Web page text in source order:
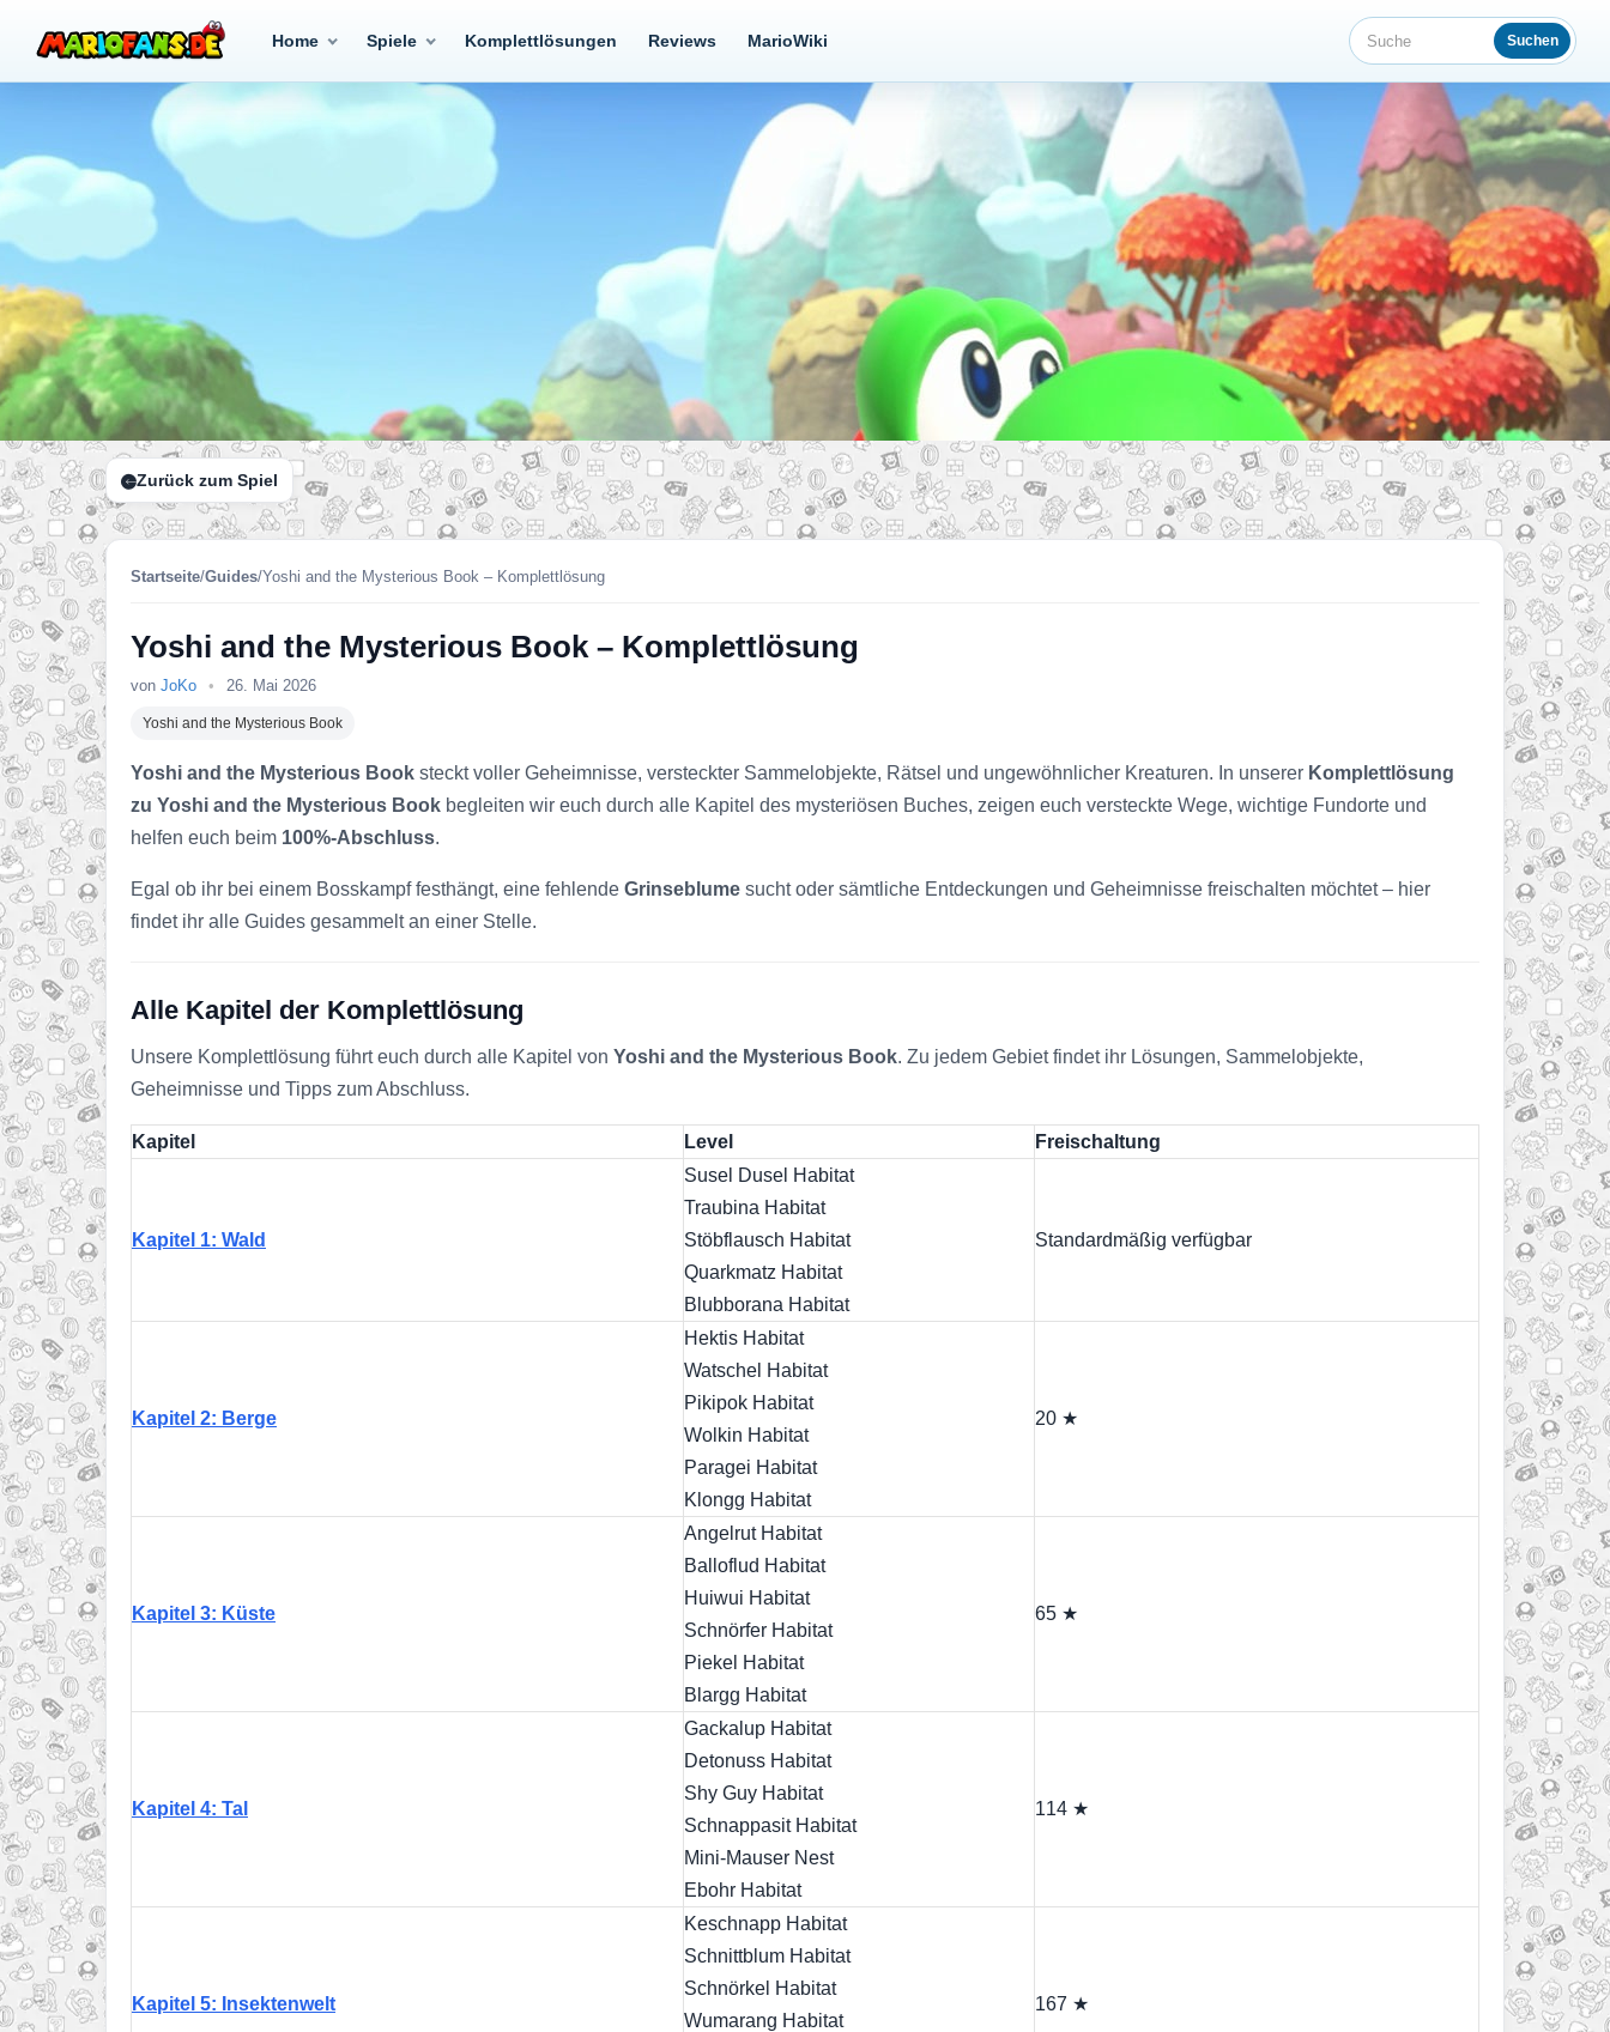
Home Spiele Komplettlösungen Reviews MarioWiki Suche Suchen
Zurück zum Spiel
Startseite/Guides/Yoshi and the Mysterious Book – Komplettlösung
Yoshi and the Mysterious Book – Komplettlösung
von JoKo • 26. Mai 2026
Yoshi and the Mysterious Book
Yoshi and the Mysterious Book steckt voller Geheimnisse, versteckter Sammelobjekte, Rätsel und ungewöhnlicher Kreaturen. In unserer Komplettlösung
zu Yoshi and the Mysterious Book begleiten wir euch durch alle Kapitel des mysteriösen Buches, zeigen euch versteckte Wege, wichtige Fundorte und
helfen euch beim 100%-Abschluss.
Egal ob ihr bei einem Bosskampf festhängt, eine fehlende Grinseblume sucht oder sämtliche Entdeckungen und Geheimnisse freischalten möchtet – hier
findet ihr alle Guides gesammelt an einer Stelle.
Alle Kapitel der Komplettlösung
Unsere Komplettlösung führt euch durch alle Kapitel von Yoshi and the Mysterious Book. Zu jedem Gebiet findet ihr Lösungen, Sammelobjekte,
Geheimnisse und Tipps zum Abschluss.
Kapitel Level Freischaltung
Kapitel 1: Wald
Susel Dusel Habitat
Traubina Habitat
Stöbflausch Habitat
Quarkmatz Habitat
Blubborana Habitat
Standardmäßig verfügbar
Kapitel 2: Berge
Hektis Habitat
Watschel Habitat
Pikipok Habitat
Wolkin Habitat
Paragei Habitat
Klongg Habitat
20 ★
Kapitel 3: Küste
Angelrut Habitat
Balloflud Habitat
Huiwui Habitat
Schnörfer Habitat
Piekel Habitat
Blargg Habitat
65 ★
Kapitel 4: Tal
Gackalup Habitat
Detonuss Habitat
Shy Guy Habitat
Schnappasit Habitat
Mini-Mauser Nest
Ebohr Habitat
114 ★
Kapitel 5: Insektenwelt
Keschnapp Habitat
Schnittblum Habitat
Schnörkel Habitat
Wumarang Habitat
167 ★